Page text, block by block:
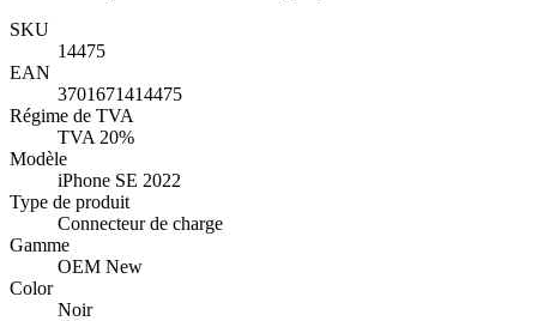
SKU
14475
EAN
3701671414475
Régime de TVA
TVA 20%
Modèle
iPhone SE 2022
Type de produit
Connecteur de charge
Gamme
OEM New
Color
Noir